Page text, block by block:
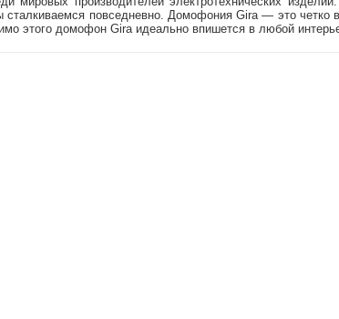
повседневно. Домофония Gira — это четко
этого домофон Gira идеально впишется в любой